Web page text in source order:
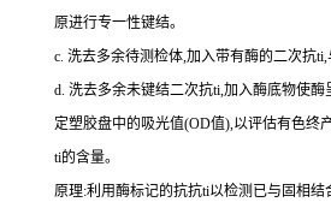
原进行专一性键结。
c. 洗去多余待测检体,加入带有酶的二次抗ti,
d. 洗去多余未键结二次抗ti,加入酶底物使酶
定塑胶盘中的吸光值(OD值),以评估有色终
ti的含量。
原理:利用酶标记的抗抗ti以检测已与固相结